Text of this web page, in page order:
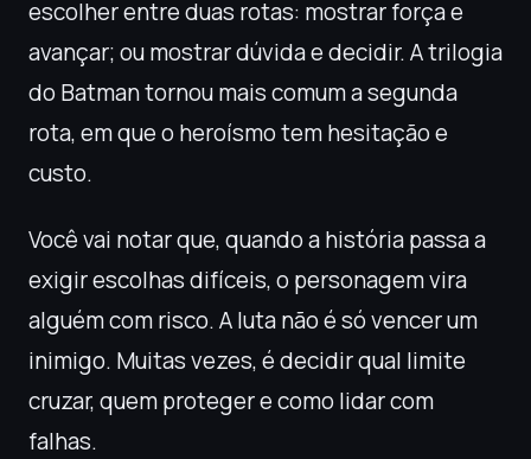
escolher entre duas rotas: mostrar força e
avançar; ou mostrar dúvida e decidir. A trilogia
do Batman tornou mais comum a segunda
rota, em que o heroísmo tem hesitação e
custo.
Você vai notar que, quando a história passa a
exigir escolhas difíceis, o personagem vira
alguém com risco. A luta não é só vencer um
inimigo. Muitas vezes, é decidir qual limite
cruzar, quem proteger e como lidar com
falhas.